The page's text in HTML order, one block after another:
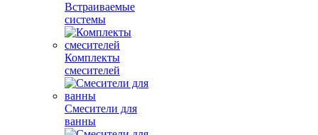
Встраиваемые
системы
Комплекты
смесителей
Смесители для
ванны